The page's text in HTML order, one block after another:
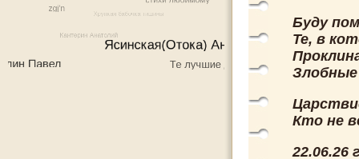
Буду
Те, в
Злобные
Кто не
22.06.26